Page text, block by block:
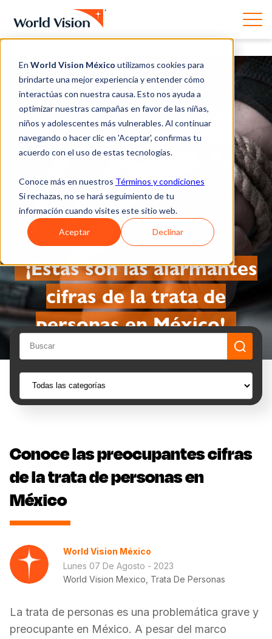
En World Vision México utilizamos cookies para
brindarte una mejor experiencia y entender cómo
interactúas con nuestra causa. Esto nos ayuda a
optimizar nuestras campañas en favor de las niñas,
niños y adolescentes más vulnerables. Al continuar
navegando o hacer clic en 'Aceptar', confirmas tu
acuerdo con el uso de estas tecnologías.
Conoce más en nuestros Términos y condiciones
Si rechazas, no se hará seguimiento de tu
información cuando visites este sitio web.
Aceptar Declinar
¡Estas son las alarmantes
cifras de la trata de
personas en México!
Conoce las preocupantes cifras
de la trata de personas en
México
World Vision México
Lunes 07 De Agosto - 2023
World Vision Mexico, Trata De Personas
La trata de personas es una problemática grave y
preocupante en México. A pesar del marco